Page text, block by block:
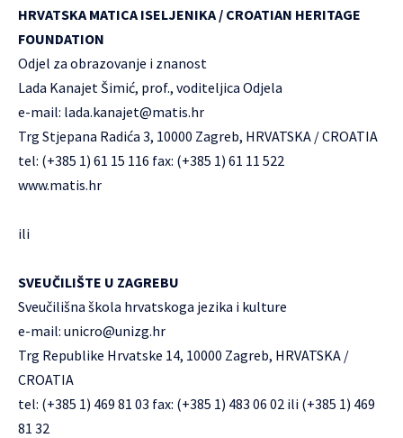
HRVATSKA MATICA ISELJENIKA / CROATIAN HERITAGE
FOUNDATION
Odjel za obrazovanje i znanost
Lada Kanajet Šimić, prof., voditeljica Odjela
e-mail: lada.kanajet@matis.hr
Trg Stjepana Radića 3, 10000 Zagreb, HRVATSKA / CROATIA
tel: (+385 1) 61 15 116 fax: (+385 1) 61 11 522
www.matis.hr
ili
SVEUČILIŠTE U ZAGREBU
Sveučilišna škola hrvatskoga jezika i kulture
e-mail: unicro@unizg.hr
Trg Republike Hrvatske 14, 10000 Zagreb, HRVATSKA /
CROATIA
tel: (+385 1) 469 81 03 fax: (+385 1) 483 06 02 ili (+385 1) 469
81 32